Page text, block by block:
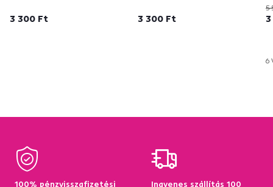
3 300 Ft 3 300 Ft
5
6
100% pénzvisszafizetési
Ingyenes szállítás 100